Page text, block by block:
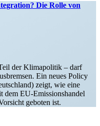
Die Rolle von
der Klima­po­litik – darf
Ein neues Policy
zeigt, wie eine
dem EU-Emissi­ons­handel
geboten ist.